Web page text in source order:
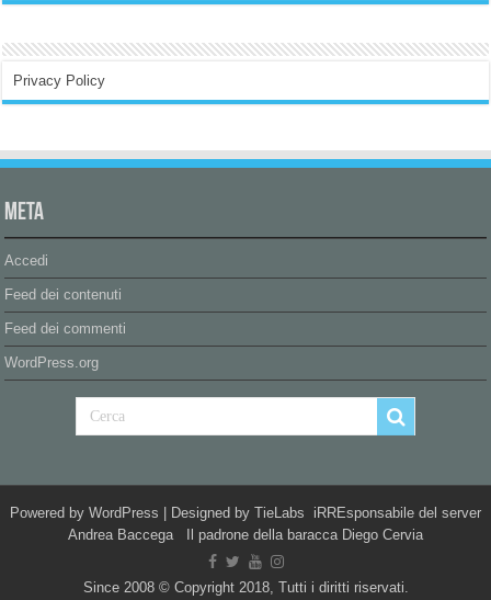
Privacy Policy
Meta
Accedi
Feed dei contenuti
Feed dei commenti
WordPress.org
Powered by WordPress | Designed by TieLabs iRREsponsabile del server
Andrea Baccega Il padrone della baracca Diego Cervia
Since 2008 © Copyright 2018, Tutti i diritti riservati.